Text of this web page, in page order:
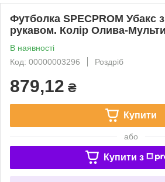
Футболка SPECPROM Убакс
рукавом. Колір Олива-
В наявності
Код: 00000003296
Роздріб
879,12 ₴
Купити
або
Купити з